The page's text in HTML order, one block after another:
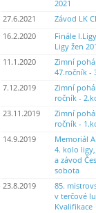
2021
27.6.2021
Závod LK
16.2.2020
Finále
Ligy žen
11.1.2020
Zimní
47.ročník -
7.12.2019
Zimní
ročník -
23.11.2019
Zimní
ročník -
14.9.2019
Memoriál
4. kolo ligy,
a závod
sobota
23.8.2019
85.
v terčové
Kvalifikace